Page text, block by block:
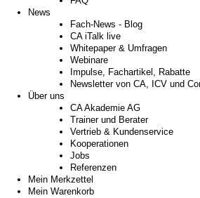
News
Fach-News - Blog
CA iTalk live
Whitepaper & Umfragen
Webinare
Impulse, Fachartikel, Rabatte
Newsletter von CA, ICV und
Über uns
CA Akademie AG
Trainer und Berater
Vertrieb & Kundenservice
Kooperationen
Jobs
Referenzen
Mein Merkzettel
Mein Warenkorb